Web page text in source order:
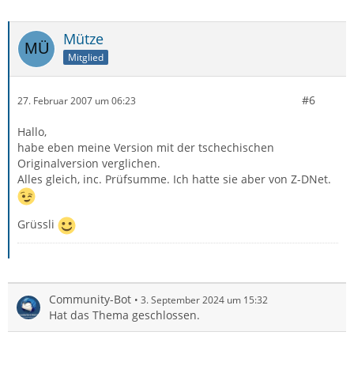
Mütze
Mitglied
27. Februar 2007 um 06:23 #6
Hallo,
habe eben meine Version mit der tschechischen
Originalversion verglichen.
Alles gleich, inc. Prüfsumme. Ich hatte sie aber von Z-DNet.
Grüssli
Community-Bot 3. September 2024 um 15:32
Hat das Thema geschlossen.